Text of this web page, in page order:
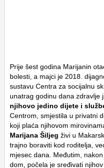
Prije šest godina Marijanin
bolesti, a majci je 2018.
sustavu Centra za socijalnu
unatrag godinu dana zdravlje
njihovo jedino dijete i
Centrom, smjestila u privatni
koji plaća njihovom
Marijana Šiljeg živi u
trajno boraviti kod roditelja,
mjesec dana. Međutim,
dom, počela je sređivati